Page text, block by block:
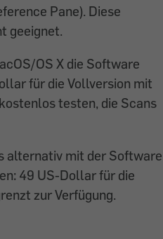
Pane). Diese
geeignet.
OS X die Software
für die Vollversion mit
testen, die Scans
alternativ mit der Software
49 US-Dollar für die
zur Verfügung.